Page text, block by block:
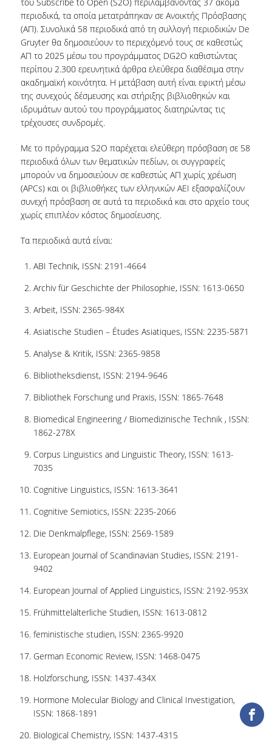
ΕΡΓΑ ΑΝΑΠΤΥΞΗΣ
ΣΥΛΛΟΓΕΣ
ΕΝΤΥΠΕΣ ΣΥΛΛΟΓΕΣ
ΨΗΦΙΑΚΕΣ ΠΗΓΕΣ
Κ.Ε.Τ
ΟΟΣΑ
ΠΑΡΑΓΓΕΛΙΕΣ ΒΙΒΛΙΩΝ
ΕΚΠΑΙΔΕΥΤΙΚΕΣ
ΕΡΓΑΛΕΙΑ
SCOPUS
SEARCH
CITATION REPORTS
ΑΚΑΔΗΜΑΪΚΗ ΓΩΝΙΑ
περιοδικά, τα οποία μετατράπηκαν σε Ανοικτής Πρόσβασης
(ΑΠ). Συνολικά 58 περιοδικά από τη συλλογή περιοδικών De
Gruyter θα δημοσιεύουν το περιεχόμενό τους σε καθεστώς
ΑΠ το 2025 μέσω του προγράμματος DG2O καθιστώντας
περίπου 2.300 ερευνητικά άρθρα ελεύθερα διαθέσιμα στην
ακαδημαϊκή κοινότητα. Η μετάβαση αυτή είναι εφικτή μέσω
της συνεχούς δέσμευσης και στήριξης βιβλιοθηκών και
ιδρυμάτων αυτού του προγράμματος διατηρώντας τις
τρέχουσες συνδρομές.
Με το πρόγραμμα S2O παρέχεται ελεύθερη πρόσβαση σε 58
περιοδικά όλων των θεματικών πεδίων, οι συγγραφείς
μπορούν να δημοσιεύουν σε καθεστώς ΑΠ χωρίς χρέωση
(APCs) και οι βιβλιοθήκες των ελληνικών ΑΕΙ εξασφαλίζουν
συνεχή πρόσβαση σε αυτά τα περιοδικά και στο αρχείο τους
χωρίς επιπλέον κόστος δημοσίευσης.
Τα περιοδικά αυτά είναι:
ABI Technik, ISSN: 2191-4664
Archiv für Geschichte der Philosophie, ISSN: 1613-0650
Arbeit, ISSN: 2365-984X
Asiatische Studien – Études Asiatiques, ISSN: 2235-5871
Analyse & Kritik, ISSN: 2365-9858
Bibliotheksdienst, ISSN: 2194-9646
Bibliothek Forschung und Praxis, ISSN: 1865-7648
Biomedical Engineering / Biomedizinische Technik , ISSN:
1862-278X
Corpus Linguistics and Linguistic Theory, ISSN: 1613-
7035
Cognitive Linguistics, ISSN: 1613-3641
Cognitive Semiotics, ISSN: 2235-2066
Die Denkmalpflege, ISSN: 2569-1589
European Journal of Scandinavian Studies, ISSN: 2191-
9402
European Journal of Applied Linguistics, ISSN: 2192-953X
Frühmittelalterliche Studien, ISSN: 1613-0812
feministische studien, ISSN: 2365-9920
German Economic Review, ISSN: 1468-0475
Holzforschung, ISSN: 1437-434X
Hormone Molecular Biology and Clinical Investigation,
ISSN: 1868-1891
Biological Chemistry, ISSN: 1437-4315